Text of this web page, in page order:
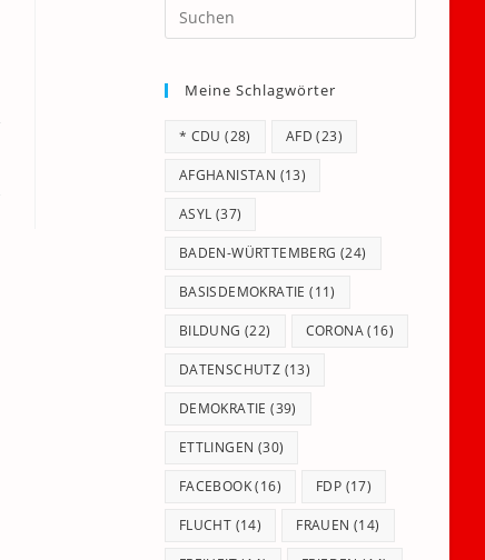
Escape
Meine Schlagwörter
* CDU (28) AFD (23)
AFGHANISTAN (13)
ASYL (37)
BADEN-WÜRTTEMBERG (24)
BASISDEMOKRATIE (11)
BILDUNG (22) CORONA(16)
DATENSCHUTZ (13)
DEMOKRATIE (39)
ETTLINGEN (30)
FACEBOOK(16) FDP (17)
FLUCHT (14) FRAUEN (14)